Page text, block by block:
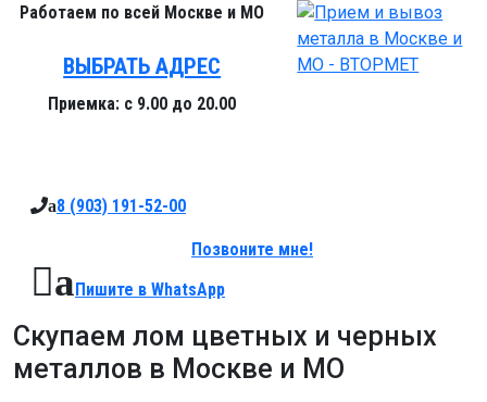
Работаем по всей Москве и МО
ВЫБРАТЬ АДРЕС
Приемка: с 9.00 до 20.00
a8 (903) 191-52-00
Позвоните мне!
a Пишите в WhatsApp
Скупаем лом цветных и черных
металлов в Москве и МО